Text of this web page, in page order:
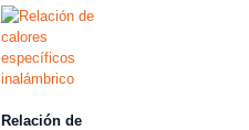
Relación de